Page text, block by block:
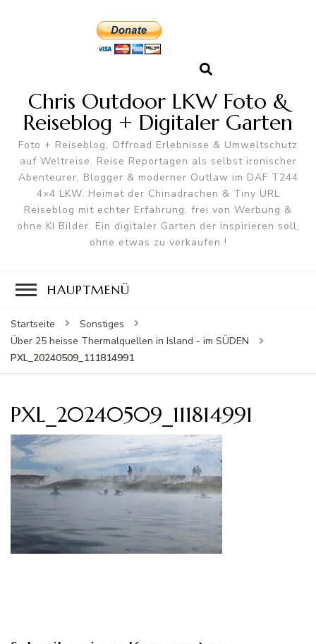
Chris Outdoor LKW Foto &
Reiseblog + Digitaler Garten
Foto + Reiseblog, Offroad Erlebnisse & Umweltschutz
auf Weltreise. Reise Reportagen als selbst ironischer
Abenteurer, Blogger & moderner Outlaw im DAF T244
4×4 LKW. Heimat der Chinadrachen & Tiny URL
Reiseblog mit echter Erfahrung, frei von Werbung &
ohne KI Bilder. Ein digitaler Garten der inspirieren soll,
ohne etwas zu verkaufen !
HAUPTMENÜ
Startseite
Sonstiges
Über 25 heisse Thermalquellen in Island - im SÜDEN
PXL_20240509_111814991
PXL_20240509_111814991